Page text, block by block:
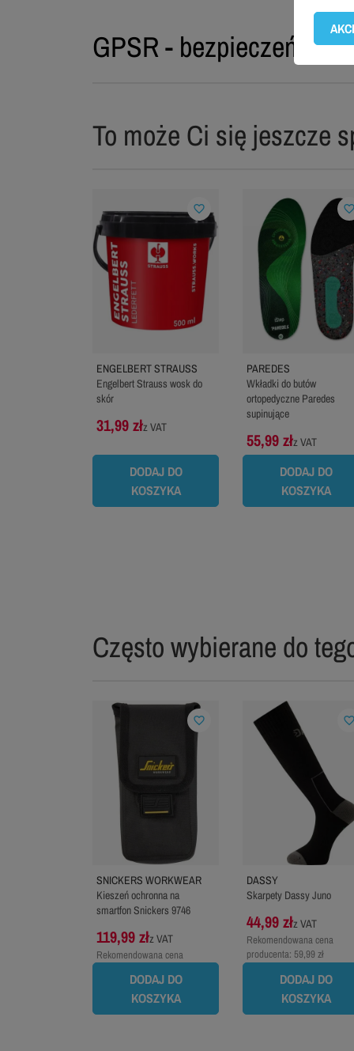
GPSR - bezpieczeństwo
To może Ci się jeszcze
ENGELBERT STRAUSS
Engelbert Strauss wosk do
skór
31,99 złz VAT
DODAJ DO
KOSZYKA
favorite_border
PAREDES
Wkładki do butów
ortopedyczne Paredes
supinujące
55,99 złz VAT
59,99 zł
DODAJ DO
KOSZYKA
favorite_border
Często wybierane do
SNICKERS WORKWEAR
Kieszeń ochronna na
smartfon Snickers 9746
119,99 złz VAT
Rekomendowana cena
DODAJ DO
KOSZYKA
favorite_border
DASSY
Skarpety Dassy Juno
44,99 złz VAT
Rekomendowana cena
producenta: 59,99 zł
DODAJ DO
KOSZYKA
favorite_border